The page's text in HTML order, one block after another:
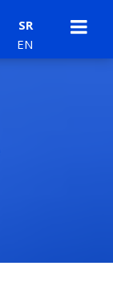
SR
EN
Toggle